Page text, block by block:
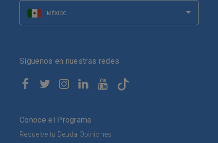
MÉXICO
Síguenos en nuestras redes
Conoce el Programa
Resuelve tu Deuda Opiniones